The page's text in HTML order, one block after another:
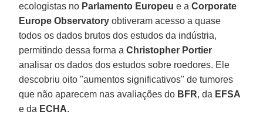
ecologistas no Parlamento Europeu e aCorporate
Europe Observatoryobtiveram acesso a quase
todos os dados brutos dos estudos da indústria,
permitindo dessa forma aChristopher Portier
analisar os dados dos estudos sobre roedores. Ele
descobriu oito "aumentos significativos" de tumores
que não aparecem nas avaliações do BFR, da EFSA
e da ECHA.